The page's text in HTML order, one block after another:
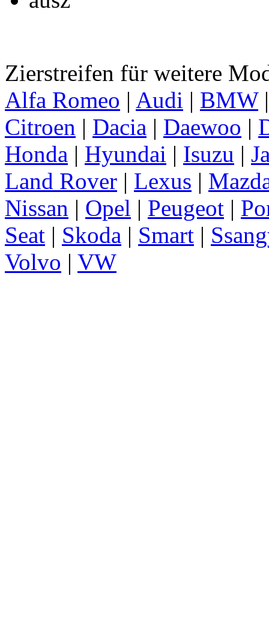
Zierstreifen für weitere
Alfa Romeo | Audi | BMW
Citroen | Dacia | Daewoo |
Honda | Hyundai | Isuzu |
Land Rover | Lexus |
Nissan | Opel | Peugeot |
Seat | Skoda | Smart |
Volvo | VW